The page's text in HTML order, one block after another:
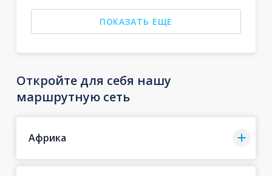
ПОКАЗАТЬ ЕЩЕ
Откройте для себя нашу
маршрутную сеть
Африка